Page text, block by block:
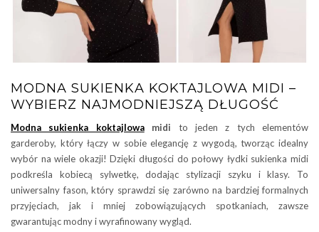
MODNA SUKIENKA KOKTAJLOWA MIDI –
WYBIERZ NAJMODNIEJSZĄ DŁUGOŚĆ
Modna sukienka koktajlowamidi to jeden z tych elementów
garderoby, który łączy w sobie elegancję z wygodą, tworząc idealny
wybór na wiele okazji! Dzięki długości do połowy łydki sukienka midi
podkreśla kobiecą sylwetkę, dodając stylizacji szyku i klasy. To
uniwersalny fason, który sprawdzi się zarówno na bardziej formalnych
przyjęciach, jak i mniej zobowiązujących spotkaniach, zawsze
gwarantując modny i wyrafinowany wygląd.